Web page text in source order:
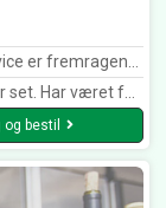
går altid derfra med et smil.
af hvordan pizza’er skal smages. KAN KLAR ANBEFALES UDEN TVIVL BYENS BEDSTE
og bestil